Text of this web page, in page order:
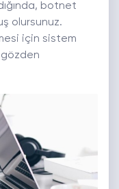
botnet
olursunuz.
için sistem
gözden